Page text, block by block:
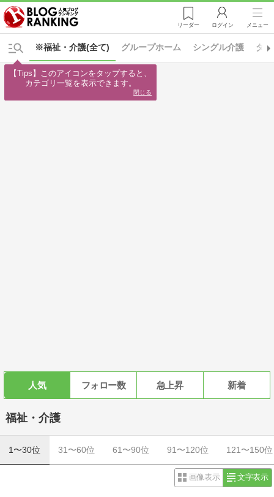
リーダー ログイン メニュー
※福祉・介護(全て) グループホーム シングル介護 ダ
人気 フォロー数 急上昇 新着
福祉・介護
1〜30位 31〜60位 61〜90位 91〜120位 121〜150位
画像表示 文字表示
【Tips】このアイコンをタップすると、
カテゴリ一覧を表示できます。
閉じる